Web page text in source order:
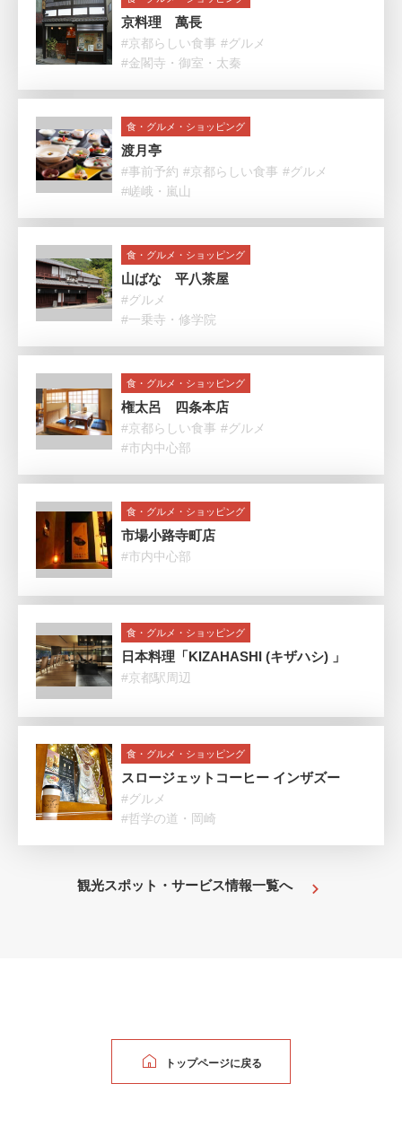
京料理 萬長
#京都らしい食事 #グルメ
#金閣寺・御室・太秦
食・グルメ・ショッピング
渡月亭
#事前予約 #京都らしい食事 #グルメ
#嵯峨・嵐山
食・グルメ・ショッピング
山ばな 平八茶屋
#グルメ
#一乗寺・修学院
食・グルメ・ショッピング
権太呂 四条本店
#京都らしい食事 #グルメ
#市内中心部
食・グルメ・ショッピング
市場小路寺町店
#市内中心部
食・グルメ・ショッピング
日本料理「KIZAHASHI (キザハシ) 」
#京都駅周辺
食・グルメ・ショッピング
スロージェットコーヒー インザズー
#グルメ
#哲学の道・岡崎
観光スポット・サービス情報一覧へ
トップページに戻る